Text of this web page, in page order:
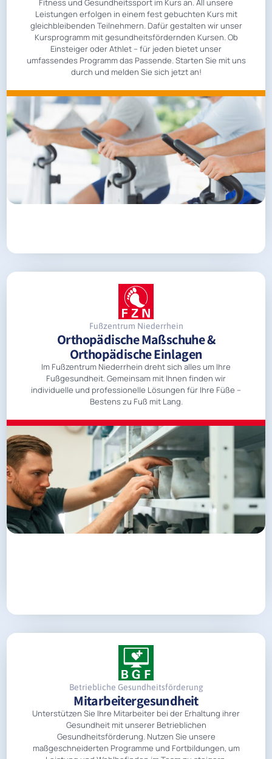
Fitness und Gesundheitssport im Kurs an. All unsere
Leistungen erfolgen in einem fest gebuchten Kurs mit
gleichbleibenden Teilnehmern. Dafür gestalten wir unser
Kursprogramm mit gesundheitsfördernden Kursen. Ob
Einsteiger oder Athlet – für jeden bietet unser
umfassendes Programm das Passende. Starten Sie mit uns
durch und melden Sie sich jetzt an!
Fußzentrum Niederrhein
Orthopädische Maßschuhe &
Orthopädische Einlagen
Im Fußzentrum Niederrhein dreht sich alles um Ihre
Fußgesundheit. Gemeinsam mit Ihnen finden wir
individuelle und professionelle Lösungen für Ihre Füße –
Bestens zu Fuß mit Lang.
Betriebliche Gesundheitsförderung
Mitarbeitergesundheit
Unterstützen Sie Ihre Mitarbeiter bei der Erhaltung ihrer
Gesundheit mit unserer Betrieblichen
Gesundheitsförderung. Nutzen Sie unsere
maßgeschneiderten Programme und Fortbildungen, um